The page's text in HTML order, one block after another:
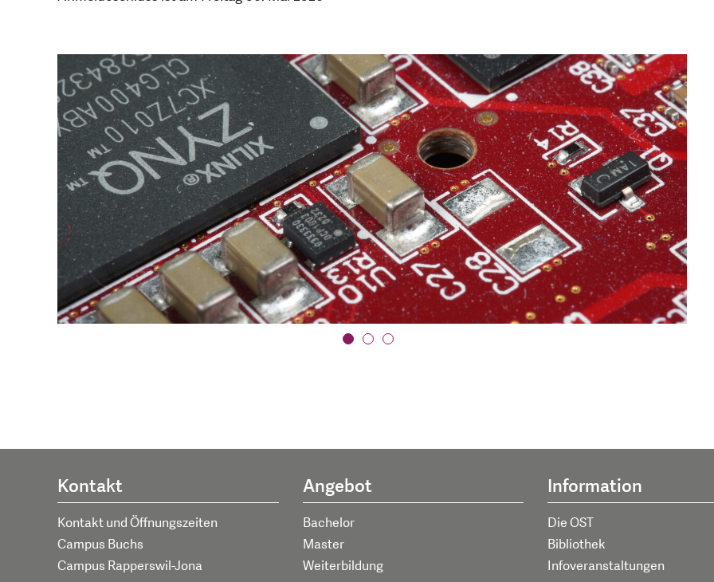
Kontakt
Kontakt und Öffnungszeiten
Campus Buchs
Campus Rapperswil-Jona
Angebot
Bachelor
Master
Weiterbildung
Information
Die OST
Bibliothek
Infoveranstaltungen